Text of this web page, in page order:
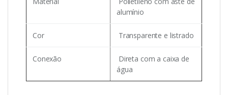
alumínio
Cor Transparente e listrado
Conexão
Direta com a caixa de
água